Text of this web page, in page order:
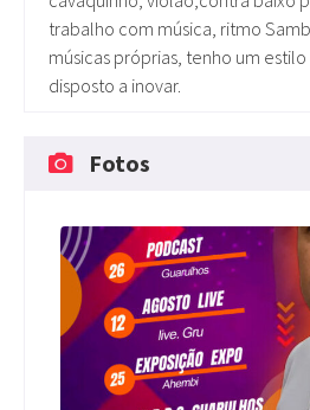
trabalho com música, ritmo
músicas próprias, tenho um
disposto a inovar.
Fotos